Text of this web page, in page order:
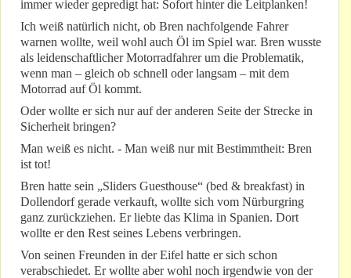
immer wieder gepredigt hat: Sofort hinter die Leitplanken!
Ich weiß natürlich nicht, ob Bren nachfolgende Fahrer
warnen wollte, weil wohl auch Öl im Spiel war. Bren wusste
als leidenschaftlicher Motorradfahrer um die Problematik,
wenn man – gleich ob schnell oder langsam – mit dem
Motorrad auf Öl kommt.
Oder wollte er sich nur auf der anderen Seite der Strecke in
Sicherheit bringen?
Man weiß es nicht. - Man weiß nur mit Bestimmtheit: Bren
ist tot!
Bren hatte sein „Sliders Guesthouse“ (bed & breakfast) in
Dollendorf gerade verkauft, wollte sich vom Nürburgring
ganz zurückziehen. Er liebte das Klima in Spanien. Dort
wollte er den Rest seines Lebens verbringen.
Von seinen Freunden in der Eifel hatte er sich schon
verabschiedet. Er wollte aber wohl noch irgendwie von der